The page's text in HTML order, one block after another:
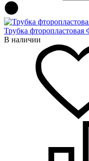
Трубка
В наличии